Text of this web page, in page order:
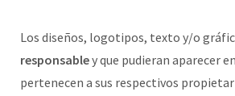
Los diseños, logotipos, texto y/o
responsabley que pudieran aparecer
pertenecen a sus respectivos